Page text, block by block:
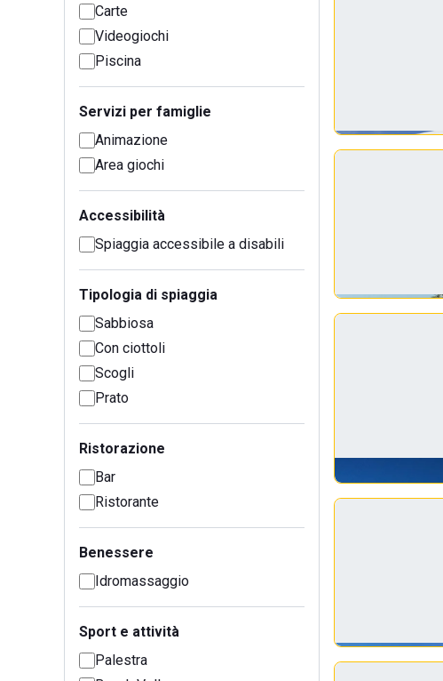
Carte
Videogiochi
Piscina
Servizi per famiglie
Animazione
Area giochi
Accessibilità
Spiaggia accessibile a disabili
Tipologia di spiaggia
Sabbiosa
Con ciottoli
Scogli
Prato
Ristorazione
Bar
Ristorante
Benessere
Idromassaggio
Sport e attività
Palestra